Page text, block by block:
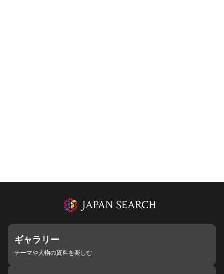
ギャラリー
テーマや人物の資料を楽しむ